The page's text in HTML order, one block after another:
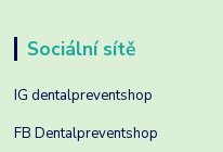
Sociální sítě
IG dentalpreventshop
FB Dentalpreventshop